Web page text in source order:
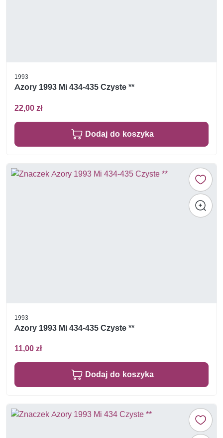
1993
Azory 1993 Mi 434-435 Czyste **
22,00 zł
Dodaj do koszyka
1993
Azory 1993 Mi 434-435 Czyste **
11,00 zł
Dodaj do koszyka